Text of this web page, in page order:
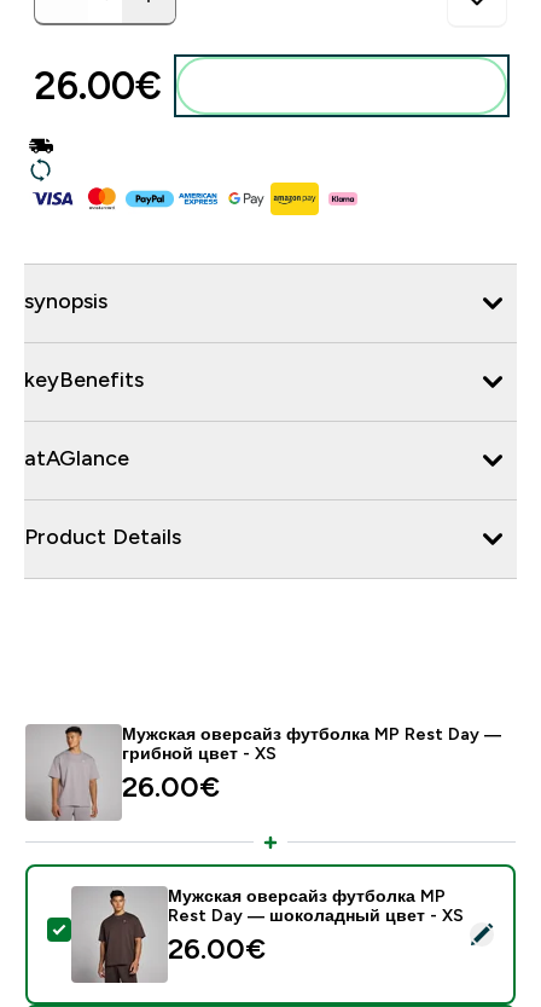
26.00€‎
synopsis
keyBenefits
atAGlance
Product Details
Мужская оверсайз футболка MP Rest Day —
грибной цвет - XS
26.00€‎
- Мужская оверсайз футболка MP Rest Day —
Мужская оверсайз футболка MP
Rest Day — шоколадный цвет - XS
26.00€‎